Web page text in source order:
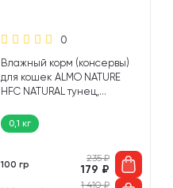
0
Влажный корм (консервы)
для кошек ALMO NATURE
HFC NATURAL тунец,
0,1 кг
100 гр
235₽
179 ₽
1 410₽